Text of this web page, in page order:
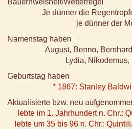
Bauernweisheit/Wetterregel
Je dünner die
je dünner der
Namenstag haben
August, Benno,
Lydia, Nikodemus,
Geburtstag haben
* 1867: Stanley
Aktualisierte bzw. neu
lebte im 1. Jahrhundert n. Chr.:
lebte um 35 bis 96 n. Chr.: